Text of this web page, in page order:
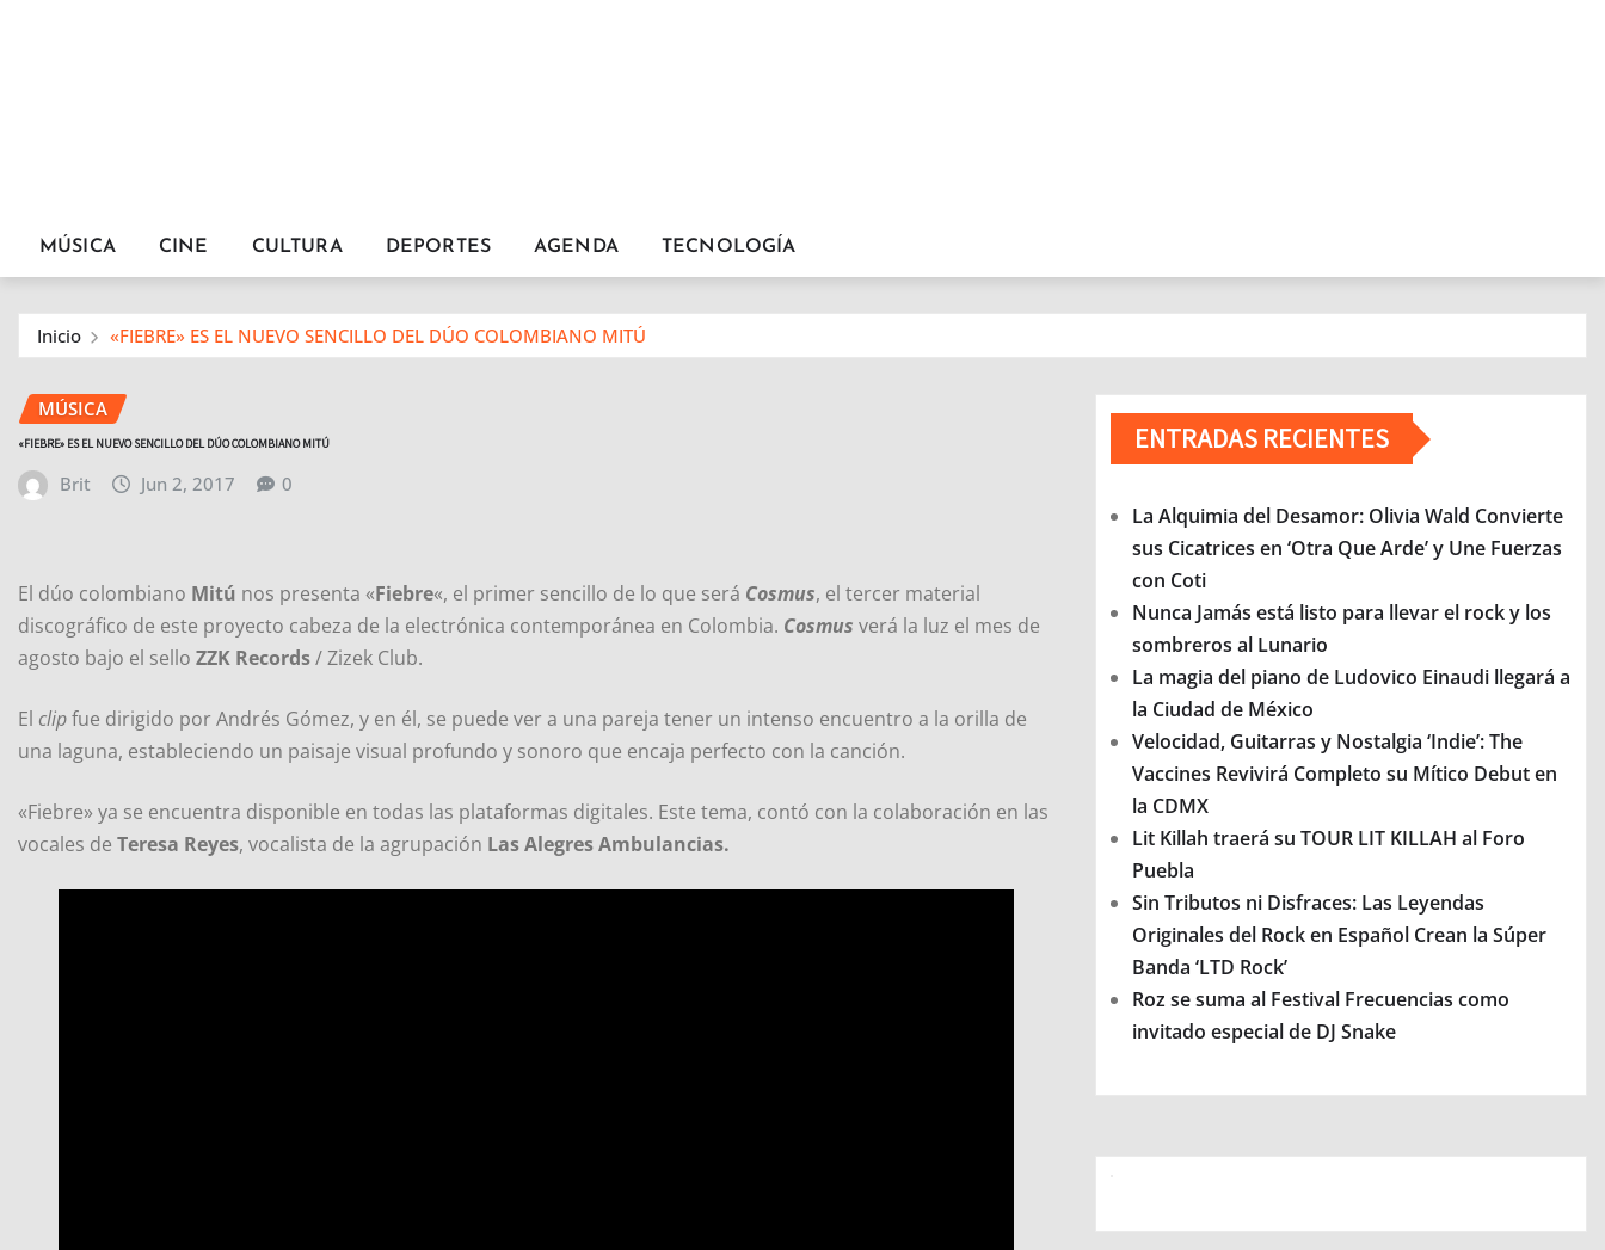
MÚSICA CINE CULTURA DEPORTES AGENDA TECNOLOGÍA
Inicio «FIEBRE» ES EL NUEVO SENCILLO DEL DÚO COLOMBIANO MITÚ
MÚSICA
«FIEBRE» ES EL NUEVO SENCILLO DEL DÚO COLOMBIANO MITÚ
Brit Jun 2, 2017 0
El dúo colombiano Mitú nos presenta «Fiebre«, el primer sencillo de lo que será Cosmus, el tercer material
discográfico de este proyecto cabeza de la electrónica contemporánea en Colombia. Cosmus verá la luz el mes de
agosto bajo el sello ZZK Records/ Zizek Club.
El clipfue dirigido por Andrés Gómez, y en él, se puede ver a una pareja tener un intenso encuentro a la orilla de
una laguna, estableciendo un paisaje visual profundo y sonoro que encaja perfecto con la canción.
«Fiebre» ya se encuentra disponible en todas las plataformas digitales. Este tema, contó con la colaboración en las
vocales de Teresa Reyes, vocalista de la agrupación Las Alegres Ambulancias.
ENTRADAS RECIENTES
La Alquimia del Desamor: Olivia Wald Convierte
sus Cicatrices en ‘Otra Que Arde’ y Une Fuerzas
con Coti
Nunca Jamás está listo para llevar el rock y los
sombreros al Lunario
La magia del piano de Ludovico Einaudi llegará a
la Ciudad de México
Velocidad, Guitarras y Nostalgia ‘Indie’: The
Vaccines Revivirá Completo su Mítico Debut en
la CDMX
Lit Killah traerá su TOUR LIT KILLAH al Foro
Puebla
Sin Tributos ni Disfraces: Las Leyendas
Originales del Rock en Español Crean la Súper
Banda ‘LTD Rock’
Roz se suma al Festival Frecuencias como
invitado especial de DJ Snake